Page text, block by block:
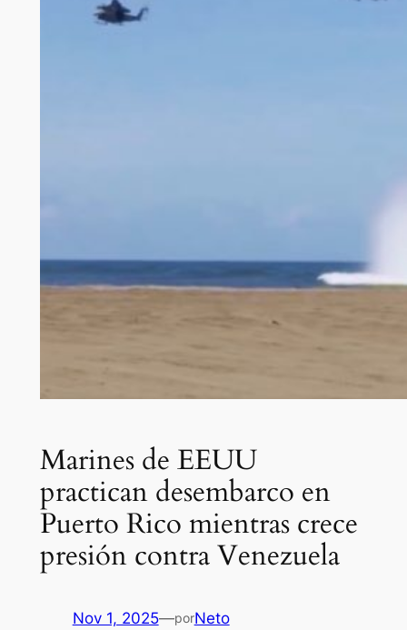
Marines de EEUU
practican desembarco en
Puerto Rico mientras crece
presión contra Venezuela
Nov 1, 2025—porNeto